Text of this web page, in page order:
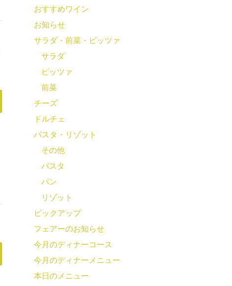
おすすめワイン
お知らせ
サラダ・前菜・ピッツァ
サラダ
ピッツァ
前菜
チーズ
ドルチェ
パスタ・リゾット
その他
パスタ
パン
リゾット
ピックアップ
フェアーのお知らせ
今月のディナーコース
今月のディナーメニュー
本日のメニュー